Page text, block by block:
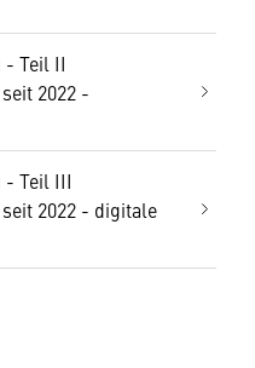
Teil II
2022 -
Teil III
2022 - digitale